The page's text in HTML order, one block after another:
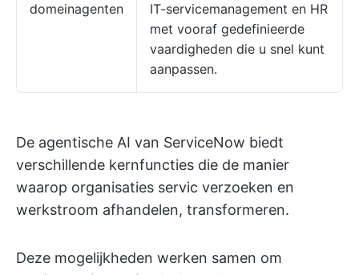
domeinagenten
IT-servicemanagement en HR
met vooraf gedefinieerde
vaardigheden die u snel kunt
aanpassen.
De agentische AI van ServiceNow biedt
verschillende kernfuncties die de manier
waarop organisaties servic verzoeken en
werkstroom afhandelen, transformeren.
Deze mogelijkheden werken samen om